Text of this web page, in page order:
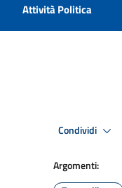
Attività Politica
Condividi
Argomenti: